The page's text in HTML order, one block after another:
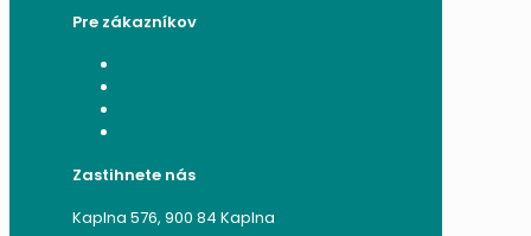
Pre zákazníkov
Zastihnete nás
Kaplna 576, 900 84 Kaplna